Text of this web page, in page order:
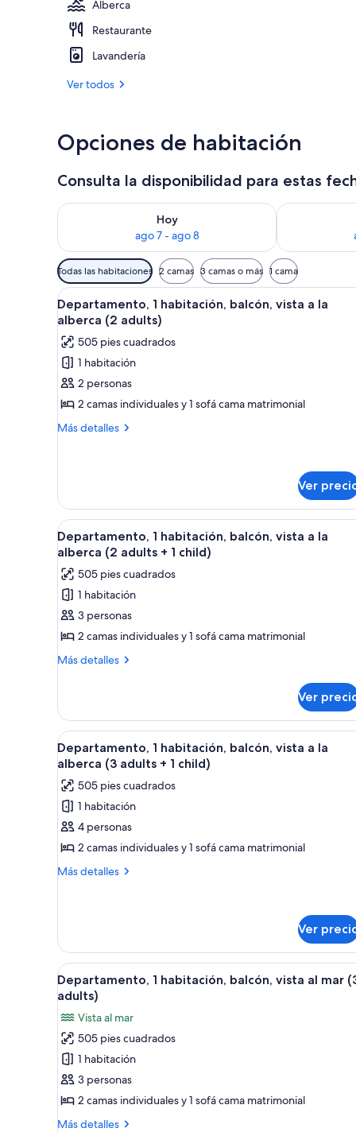
Alberca
Restaurante
Lavandería
Ver todos
Opciones de habitación
Consulta la disponibilidad para estas
Hoy
ago 7 - ago 8
Consulta la disponibilidad para hoy ago 7 - ago 8
Consulta la
Filtros
disponibles
para
las
habitaciones
Todas las habitaciones 2 camas 3 camas o más 1 cama
Abrir
todas
las
fotos
de
Departamento,
1
habitación,
la
alberca
(2
adults)
Habitación de hotel con dos
5
Departamento, 1 habitación, balcón, vista a la
alberca (2 adults)
505 pies cuadrados
1 habitación
2 personas
2 camas individuales y 1 sofá cama matrimonial
Más detalles
Más
habitación,
balcón,
vista
a
la
alberca
(2
adults)
Ver
Abrir
todas
las
fotos
de
Departamento,
1
habitación,
a
la
alberca
(2
adults
+
child)
Habitación de hotel con dos
5
Departamento, 1 habitación, balcón, vista a la
alberca (2 adults + 1 child)
505 pies cuadrados
1 habitación
3 personas
2 camas individuales y 1 sofá cama matrimonial
Más detalles
Más
1
habitación,
balcón,
vista
la
alberca
(2
adults
+
child)
Ver
Abrir
todas
las
fotos
de
Departamento,
1
habitación,
la
alberca
(3
adults
+
1
child)
Zona junto a la piscina con
5
Departamento, 1 habitación, balcón, vista a la
alberca (3 adults + 1 child)
505 pies cuadrados
1 habitación
4 personas
2 camas individuales y 1 sofá cama matrimonial
Más detalles
Más
habitación,
balcón,
vista
a
la
alberca
adults
+
child)
Ver
Abrir
todas
fotos
de
Departamento,
1
habitación,
balcón,
Un balcón con vista al mar,
8
Departamento, 1 habitación, balcón, vista al mar
adults)
Vista al mar
505 pies cuadrados
1 habitación
3 personas
2 camas individuales y 1 sofá cama matrimonial
Más detalles
Más